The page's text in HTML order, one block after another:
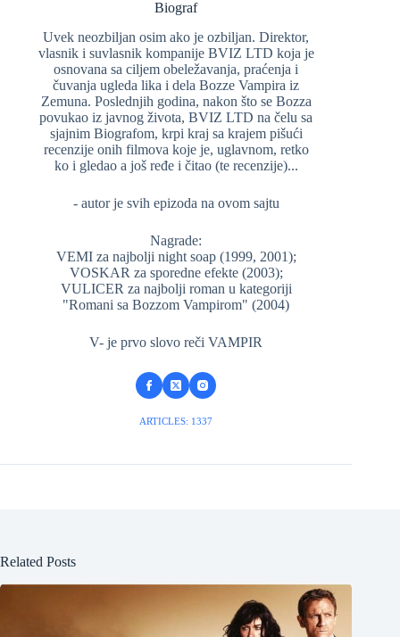
Biograf
Uvek neozbiljan osim ako je ozbiljan. Direktor,
vlasnik i suvlasnik kompanije BVIZ LTD koja je
osnovana sa ciljem obeležavanja, praćenja i
čuvanja ugleda lika i dela Bozze Vampira iz
Zemuna. Poslednjih godina, nakon što se Bozza
povukao iz javnog života, BVIZ LTD na čelu sa
sjajnim Biografom, krpi kraj sa krajem pišući
recenzije onih filmova koje je, uglavnom, retko
ko i gledao a još ređe i čitao (te recenzije)...
- autor je svih epizoda na ovom sajtu
Nagrade:
VEMI za najbolji night soap (1999, 2001);
VOSKAR za sporedne efekte (2003);
VULICER za najbolji roman u kategoriji
"Romani sa Bozzom Vampirom" (2004)
V- je prvo slovo reči VAMPIR
ARTICLES: 1337
Related Posts